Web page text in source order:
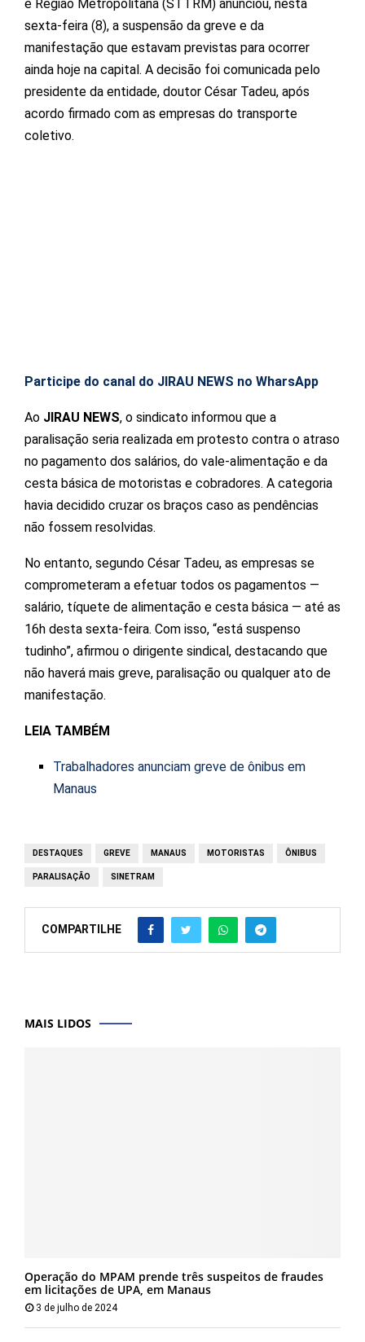
e Região Metropolitana (STTRM) anunciou, nesta
sexta-feira (8), a suspensão da greve e da
manifestação que estavam previstas para ocorrer
ainda hoje na capital. A decisão foi comunicada pelo
presidente da entidade, doutor César Tadeu, após
acordo firmado com as empresas do transporte
coletivo.
Participe do canal do JIRAU NEWS no WharsApp
Ao JIRAU NEWS, o sindicato informou que a
paralisação seria realizada em protesto contra o atraso
no pagamento dos salários, do vale-alimentação e da
cesta básica de motoristas e cobradores. A categoria
havia decidido cruzar os braços caso as pendências
não fossem resolvidas.
No entanto, segundo César Tadeu, as empresas se
comprometeram a efetuar todos os pagamentos —
salário, tíquete de alimentação e cesta básica — até as
16h desta sexta-feira. Com isso, “está suspenso
tudinho”, afirmou o dirigente sindical, destacando que
não haverá mais greve, paralisação ou qualquer ato de
manifestação.
LEIA TAMBÉM
Trabalhadores anunciam greve de ônibus em
Manaus
DESTAQUES GREVE MANAUS MOTORISTAS ÔNIBUS
PARALISAÇÃO SINETRAM
COMPARTILHE
MAIS LIDOS
Operação do MPAM prende três suspeitos de fraudes
em licitações de UPA, em Manaus
3 de julho de 2024